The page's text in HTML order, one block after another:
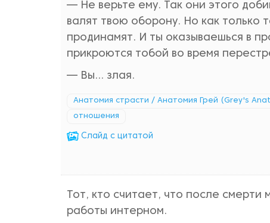
— Не верьте ему. Так они этого
валят твою оборону. Но как только
продинамят. И ты оказываешься в
прикроются тобой во время
— Вы... злая.
Анатомия страсти / Анатомия Грей (Grey's
отношения
Cлайд с цитатой
Тот, кто считает, что после
работы интерном.